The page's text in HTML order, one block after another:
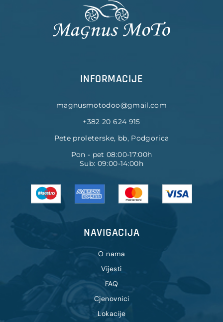
NAVIGACIJA
O nama
Vijesti
FAQ
Cjenovnici
Lokacije
INFORMACIJE
magnusmotodoo@gmail.com
+382 20 624 915
Pete proleterske, bb, Podgorica
Pon - pet 08:00-17:00h
Sub: 09:00-14:00h